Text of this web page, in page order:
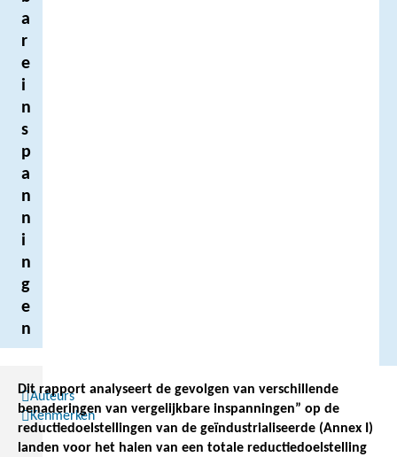
a
r
e
i
n
s
p
a
n
n
i
n
g
e
n
Auteurs
Kenmerken
Dit rapport analyseert de gevolgen van verschillende
benaderingen van vergelijkbare inspanningen” op de
reductiedoelstellingen van de geïndustrialiseerde (Annex I)
landen voor het halen van een totale reductiedoelstelling